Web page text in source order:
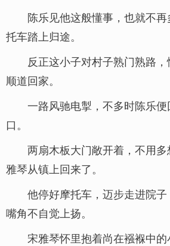
陈乐见他这般懂事，也就不
托车踏上归途。
反正这小子对村子熟门熟路
顺道回家。
一路风驰电掣，不多时陈乐
口。
两扇木板大门敞开着，不用
雅琴从镇上回来了。
他停好摩托车，迈步走进院
嘴角不自觉上扬。
宋雅琴怀里抱着尚在襁褓中